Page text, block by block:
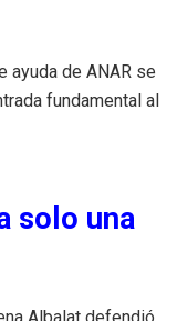
ayuda de ANAR se
fundamental al
solo una